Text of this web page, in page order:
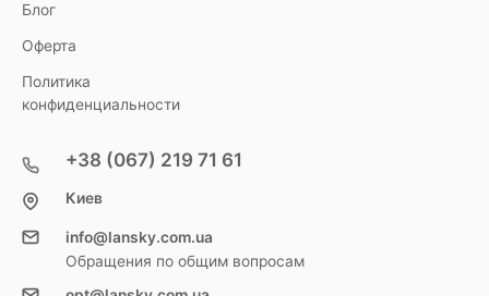
Блог
Оферта
Политика
конфиденциальности
+38 (067) 219 71 61
Киев
info@lansky.com.ua
Обращения по общим вопросам